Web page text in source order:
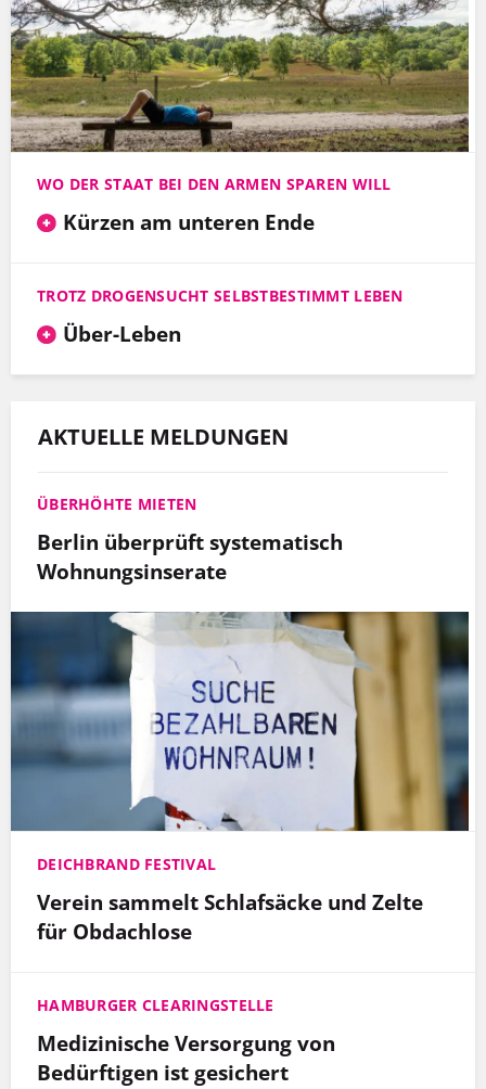
WO DER STAAT BEI DEN ARMEN SPAREN WILL
Kürzen am unteren Ende
TROTZ DROGENSUCHT SELBSTBESTIMMT LEBEN
Über-Leben
AKTUELLE MELDUNGEN
ÜBERHÖHTE MIETEN
Berlin überprüft systematisch
Wohnungsinserate
DEICHBRAND FESTIVAL
Verein sammelt Schlafsäcke und Zelte
für Obdachlose
HAMBURGER CLEARINGSTELLE
Medizinische Versorgung von
Bedürftigen ist gesichert